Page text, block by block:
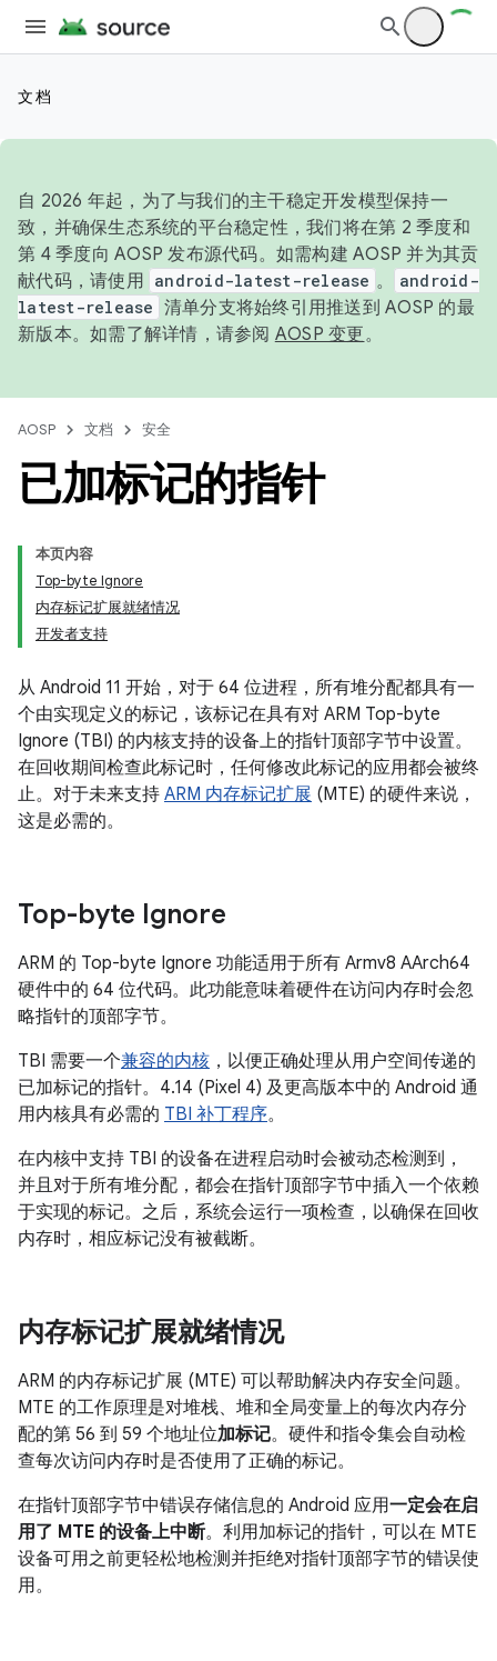
文档
自 2026 年起，为了与我们的主干稳定开发模型保持一
致，并确保生态系统的平台稳定性，我们将在第 2 季度和
第 4 季度向 AOSP 发布源代码。如需构建 AOSP 并为其贡
献代码，请使用 android-latest-release 。
android-
latest-release 清单分支将始终引用推送到 AOSP 的最
新版本。如需了解详情，请参阅 AOSP 变更。
AOSP 文档 安全
已加标记的指针
本页内容
Top-byte Ignore
内存标记扩展就绪情况
开发者支持
从 Android 11 开始，对于 64 位进程，所有堆分配都具有一
个由实现定义的标记，该标记在具有对 ARM Top-byte
Ignore (TBI) 的内核支持的设备上的指针顶部字节中设置。
在回收期间检查此标记时，任何修改此标记的应用都会被终
止。对于未来支持 ARM 内存标记扩展 (MTE) 的硬件来说，
这是必需的。
Top-byte Ignore
ARM 的 Top-byte Ignore 功能适用于所有 Armv8 AArch64
硬件中的 64 位代码。此功能意味着硬件在访问内存时会忽
略指针的顶部字节。
TBI 需要一个兼容的内核 ，以便正确处理从用户空间传递的
已加标记的指针。4.14 (Pixel 4) 及更高版本中的 Android 通
用内核具有必需的 TBI 补丁程序。
在内核中支持 TBI 的设备在进程启动时会被动态检测到，
并且对于所有堆分配，都会在指针顶部字节中插入一个依赖
于实现的标记。之后，系统会运行一项检查，以确保在回收
内存时，相应标记没有被截断。
内存标记扩展就绪情况
ARM 的内存标记扩展 (MTE) 可以帮助解决内存安全问题。
MTE 的工作原理是对堆栈、堆和全局变量上的每次内存分
配的第 56 到 59 个地址位加标记。硬件和指令集会自动检
查每次访问内存时是否使用了正确的标记。
在指针顶部字节中错误存储信息的 Android 应用一定会在启
用了 MTE 的设备上中断。利用加标记的指针，可以在 MTE
设备可用之前更轻松地检测并拒绝对指针顶部字节的错误使
用。